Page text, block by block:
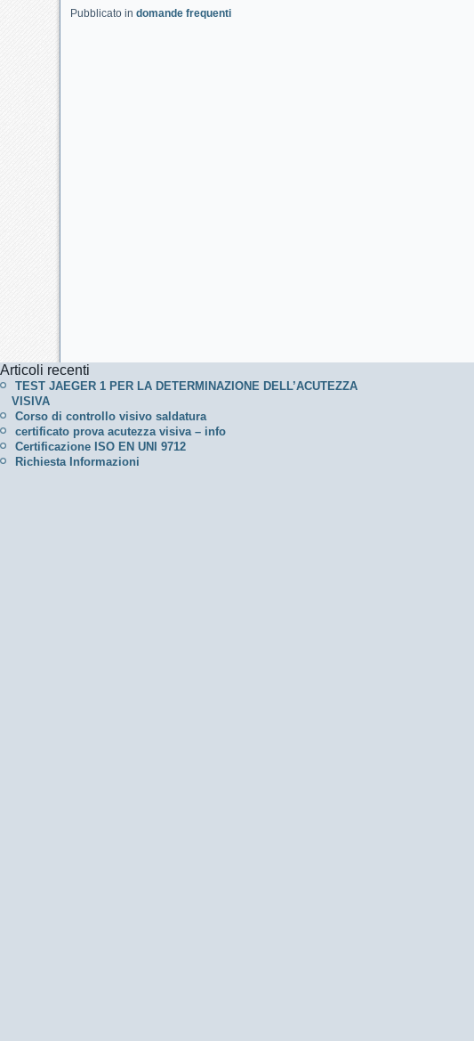
Pubblicato in domande frequenti
Articoli recenti
TEST JAEGER 1 PER LA DETERMINAZIONE DELL’ACUTEZZA
VISIVA
Corso di controllo visivo saldatura
certificato prova acutezza visiva – info
Certificazione ISO EN UNI 9712
Richiesta Informazioni